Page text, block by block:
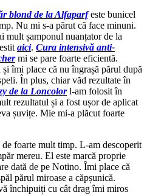
blond de la Alfaparfeste bunicel
Nu mi s-a părut că face minuni.
mult șamponul nuanțator de la
aici. Cura intensivă anti-
mi se pare foarte eficientă.
îmi place că nu îngrașă părul după
În plus, chiar văd rezultate în
de la Loncolorl-am folosit în
rezultatul și a fost ușor de aplicat
șuvițe. Mie mi-a plăcut foarte
foarte mult timp. L-am descoperit
mereu. El este marcă proprie
dată de pe Notino. Îmi place că
părul miroase a căpșunică.
închipuiți cu cât drag îmi miros